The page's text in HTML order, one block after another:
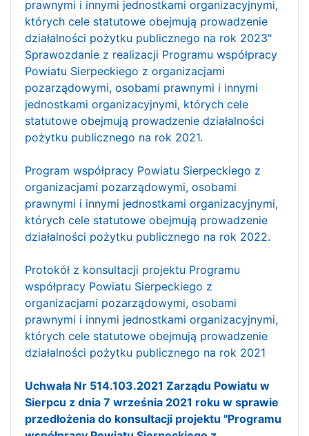
prawnymi i innymi jednostkami organizacyjnymi,
których cele statutowe obejmują prowadzenie
działalności pożytku publicznego na rok 2023"
Sprawozdanie z realizacji Programu współpracy
Powiatu Sierpeckiego z organizacjami
pozarządowymi, osobami prawnymi i innymi
jednostkami organizacyjnymi, których cele
statutowe obejmują prowadzenie działalności
pożytku publicznego na rok 2021.
Program współpracy Powiatu Sierpeckiego z
organizacjami pozarządowymi, osobami
prawnymi i innymi jednostkami organizacyjnymi,
których cele statutowe obejmują prowadzenie
działalności pożytku publicznego na rok 2022.
Protokół z konsultacji projektu Programu
współpracy Powiatu Sierpeckiego z
organizacjami pozarządowymi, osobami
prawnymi i innymi jednostkami organizacyjnymi,
których cele statutowe obejmują prowadzenie
działalności pożytku publicznego na rok 2021
Uchwała Nr 514.103.2021 Zarządu Powiatu w
Sierpcu z dnia 7 września 2021 roku w sprawie
przedłożenia do konsultacji projektu "Programu